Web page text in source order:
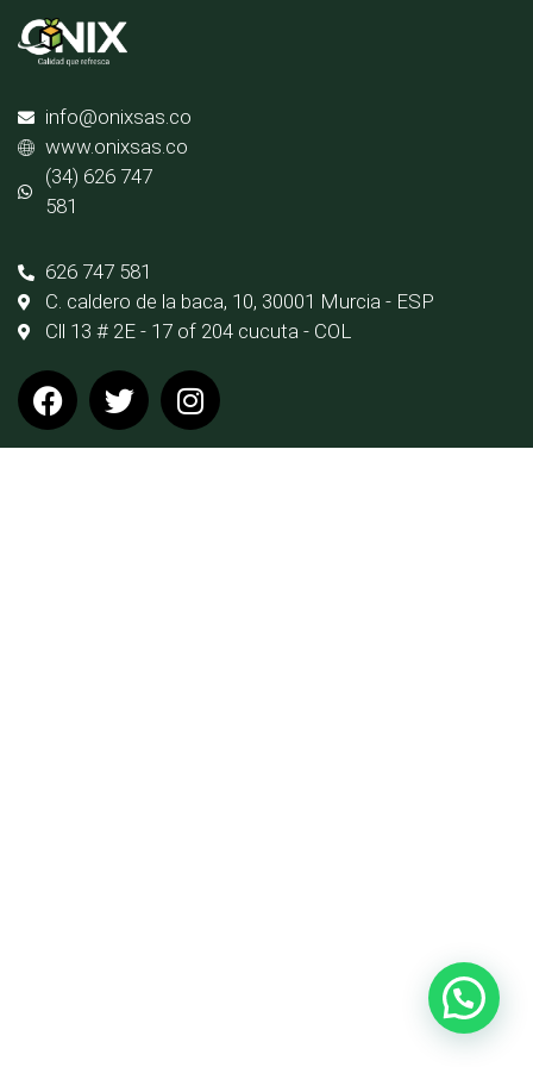
info@onixsas.co
www.onixsas.co
(34) 626 747
581
626 747 581
C. caldero de la baca, 10, 30001 Murcia - ESP
Cll 13 # 2E - 17 of 204 cucuta - COL